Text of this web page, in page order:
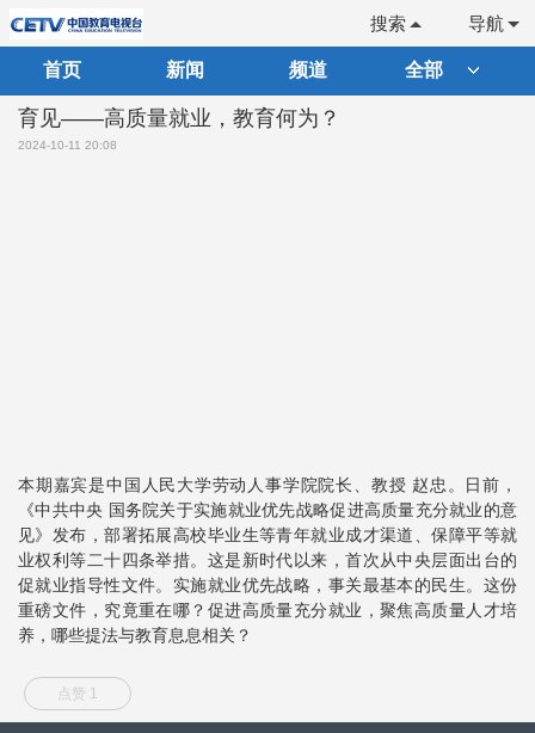
导航
搜索
首页 新闻 频道 全部
育见——高质量就业，教育何为？
2024-10-11 20:08
本期嘉宾是中国人民大学劳动人事学院院长、教授 赵忠。日前，
《中共中央 国务院关于实施就业优先战略促进高质量充分就业的意
见》发布，部署拓展高校毕业生等青年就业成才渠道、保障平等就
业权利等二十四条举措。这是新时代以来，首次从中央层面出台的
促就业指导性文件。实施就业优先战略，事关最基本的民生。这份
重磅文件，究竟重在哪？促进高质量充分就业，聚焦高质量人才培
养，哪些提法与教育息息相关？
点赞 1